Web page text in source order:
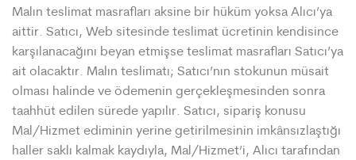
Malın teslimat masrafları aksine bir hüküm yoksa Alıcı’ya
aittir. Satıcı, Web sitesinde teslimat ücretinin kendisince
karşılanacağını beyan etmişse teslimat masrafları Satıcı’ya
ait olacaktır. Malın teslimatı; Satıcı’nın stokunun müsait
olması halinde ve ödemenin gerçekleşmesinden sonra
taahhüt edilen sürede yapılır. Satıcı, sipariş konusu
Mal/Hizmet ediminin yerine getirilmesinin imkânsızlaştığı
haller saklı kalmak kaydıyla, Mal/Hizmet’i, Alıcı tarafından